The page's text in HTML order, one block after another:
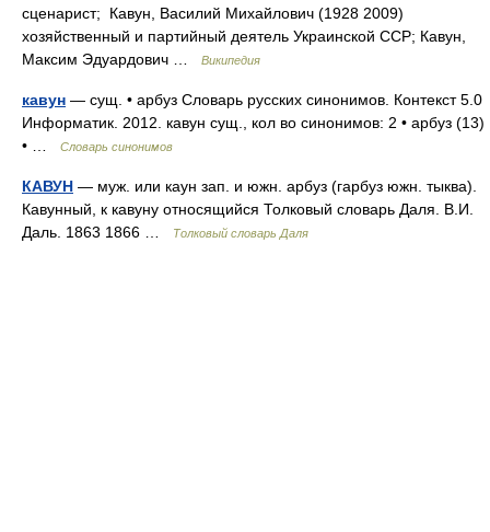
сценарист; Кавун, Василий Михайлович (1928 2009)
хозяйственный и партийный деятель Украинской ССР; Кавун,
Максим Эдуардович …
Википедия
кавун — сущ. • арбуз Словарь русских синонимов. Контекст 5.0
Информатик. 2012. кавун сущ., кол во синонимов: 2 • арбуз (13)
• …
Словарь синонимов
КАВУН — муж. или каун зап. и южн. арбуз (гарбуз южн. тыква).
Кавунный, к кавуну относящийся Толковый словарь Даля. В.И.
Даль. 1863 1866 …
Толковый словарь Даля